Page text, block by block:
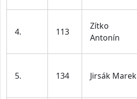
4. 113
Zítko
Antonín
5. 134 Jirsák Marek